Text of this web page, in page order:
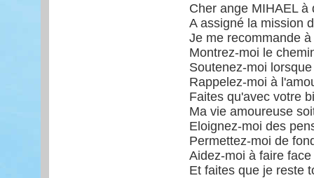
Cher ange MIHAEL
A assigné la mission
Je me recommande
Montrez-moi le
Soutenez-moi
Rappelez-moi à
Faites qu'avec votre
Ma vie amoureuse
Eloignez-moi des
Permettez-moi de
Aidez-moi à faire
Et faites que je reste